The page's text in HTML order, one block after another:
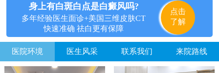
身上有白斑白点是白癜风吗?
多年经验医生面诊+美国三维皮肤CT
快速准确 祛白更有保障
点击
了解
医院环境 医生风采 联系我们 来院路线